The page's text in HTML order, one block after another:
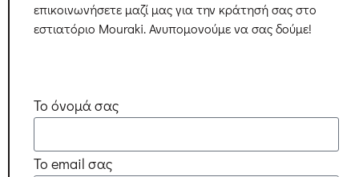
επικοινωνήσετε μαζί μας για την κράτησή σας στο
εστιατόριο Mouraki. Ανυπομονούμε να σας δούμε!
Το όνομά σας
Το email σας